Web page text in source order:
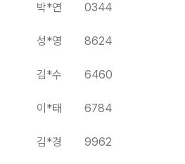
박*연 0344
성*영 8624
김*수 6460
이*태 6784
김*경 9962